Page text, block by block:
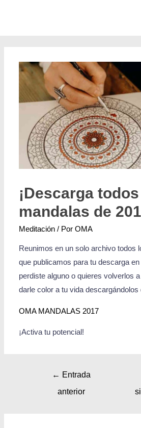
¡Descarga
mandalas de
Meditación / PorOMA
Reunimos en un solo archivo todos
que publicamos para tu descarga
perdiste alguno o quieres volverlos
darle color a tu vida descargándolos
OMA MANDALAS 2017
¡Activa tu potencial!
← Entrada
anterior